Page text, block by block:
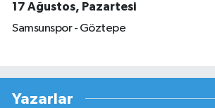
17 Ağustos, Pazartesi
Samsunspor - Göztepe
Yazarlar